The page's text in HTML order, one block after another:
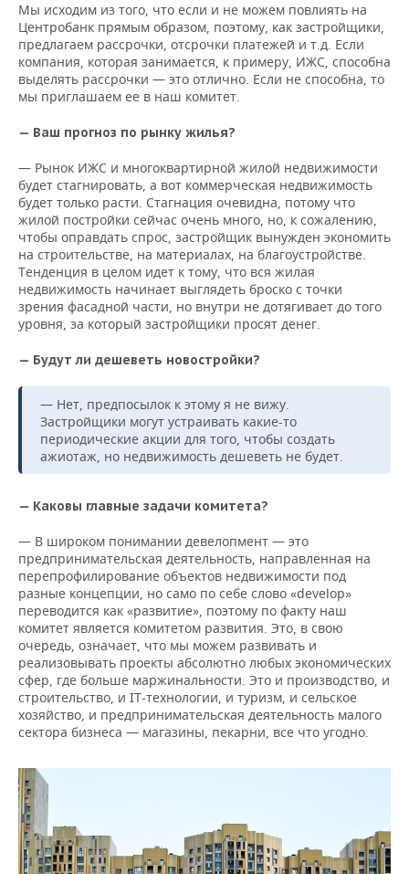
Мы исходим из того, что если и не можем повлиять на
Центробанк прямым образом, поэтому, как застройщики,
предлагаем рассрочки, отсрочки платежей и т.д. Если
компания, которая занимается, к примеру, ИЖС, способна
выделять рассрочки — это отлично. Если не способна, то
мы приглашаем ее в наш комитет.
— Ваш прогноз по рынку жилья?
— Рынок ИЖС и многоквартирной жилой недвижимости
будет стагнировать, а вот коммерческая недвижимость
будет только расти. Стагнация очевидна, потому что
жилой постройки сейчас очень много, но, к сожалению,
чтобы оправдать спрос, застройщик вынужден экономить
на строительстве, на материалах, на благоустройстве.
Тенденция в целом идет к тому, что вся жилая
недвижимость начинает выглядеть броско с точки
зрения фасадной части, но внутри не дотягивает до того
уровня, за который застройщики просят денег.
— Будут ли дешеветь новостройки?
— Нет, предпосылок к этому я не вижу.
Застройщики могут устраивать какие-то
периодические акции для того, чтобы создать
ажиотаж, но недвижимость дешеветь не будет.
— Каковы главные задачи комитета?
— В широком понимании девелопмент — это
предпринимательская деятельность, направленная на
перепрофилирование объектов недвижимости под
разные концепции, но само по себе слово «develop»
переводится как «развитие», поэтому по факту наш
комитет является комитетом развития. Это, в свою
очередь, означает, что мы можем развивать и
реализовывать проекты абсолютно любых экономических
сфер, где больше маржинальности. Это и производство, и
строительство, и IT-технологии, и туризм, и сельское
хозяйство, и предпринимательская деятельность малого
сектора бизнеса — магазины, пекарни, все что угодно.